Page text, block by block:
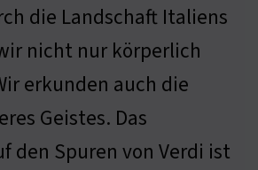
die Landschaft Italiens
nicht nur körperlich
erkunden auch die
Geistes. Das
den Spuren von Verdi ist